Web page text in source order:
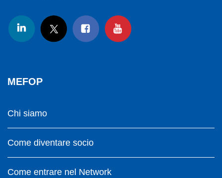
MEFOP
Chi siamo
Come diventare socio
Come entrare nel Network